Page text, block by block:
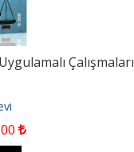
Çalışmaları